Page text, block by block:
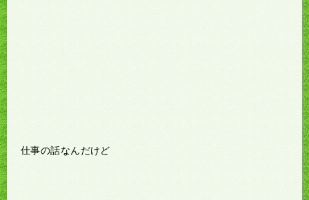
仕事の話なんだけど